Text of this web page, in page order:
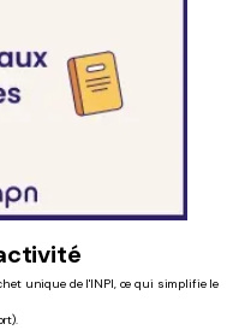
unique de l'INPI, ce qui simplifie le